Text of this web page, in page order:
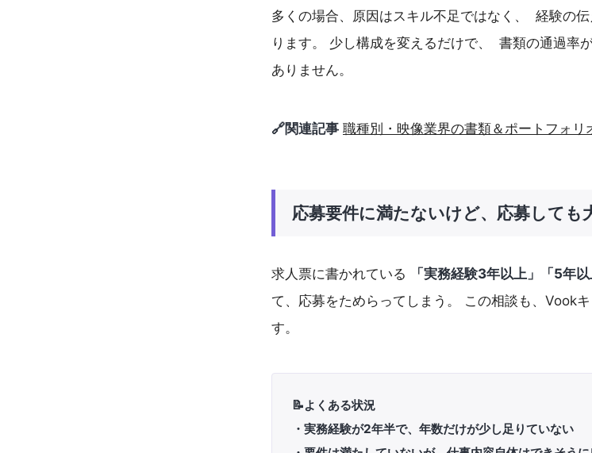
多くの場合、原因はスキル不足ではなく、 経験の
ります。 少し構成を変えるだけで、 書類の通過率
ありません。
🔗関連記事 職種別・映像業界の書類＆ポートフォリ
応募要件に満たないけど、応募しても
求人票に書かれている 「実務経験3年以上」「5年以
て、応募をためらってしまう。 この相談も、Vook
す。
📝よくある状況
・実務経験が2年半で、年数だけが少し足りていない